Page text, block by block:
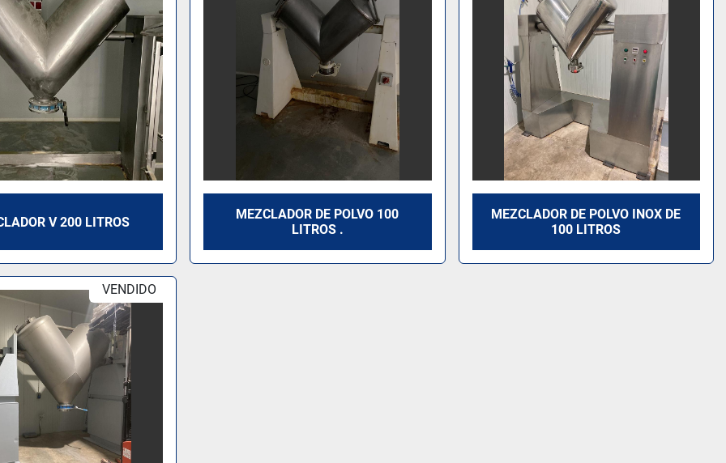
V 200 LITROS
MEZCLADOR DE POLVO 100
LITROS .
MEZCLADOR DE POLVO INOX DE
100 LITROS
VENDIDO